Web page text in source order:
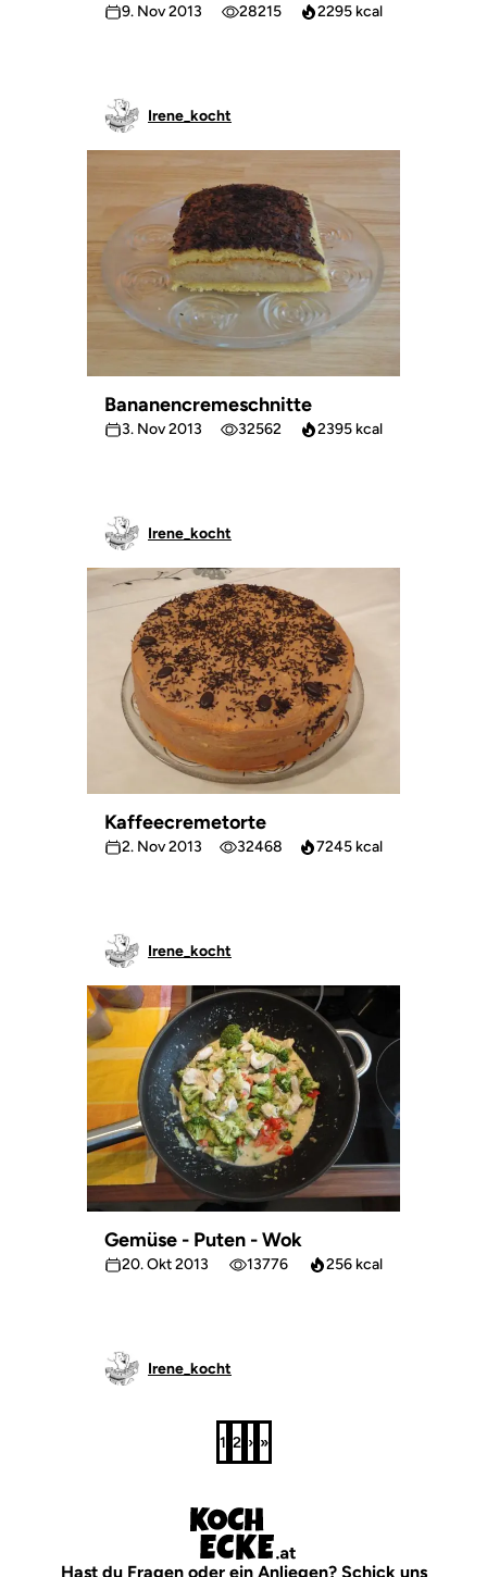
9. Nov 2013 28215 2295 kcal
Irene_kocht
Bananencremeschnitte
3. Nov 2013 32562 2395 kcal
Irene_kocht
Kaffeecremetorte
2. Nov 2013 32468 7245 kcal
Irene_kocht
Gemüse - Puten - Wok
20. Okt 2013 13776 256 kcal
Irene_kocht
Seite
1
Seite
2 › »
Hast du Fragen oder ein Anliegen? Schick uns